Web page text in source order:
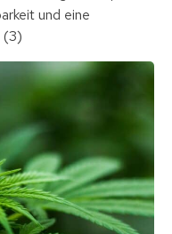
und eine
(3)